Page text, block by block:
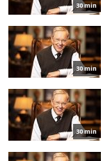
30 min
30 min
30 min